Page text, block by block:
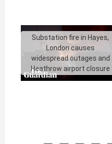
Substation fire in Hayes,
London causes
widespread outages and
Heathrow airport closure